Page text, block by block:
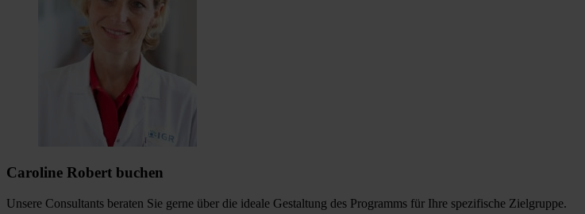
Caroline Robert buchen
Unsere Consultants beraten Sie gerne über die ideale Gestaltung des Programms für Ihre spezifische Zielgruppe.